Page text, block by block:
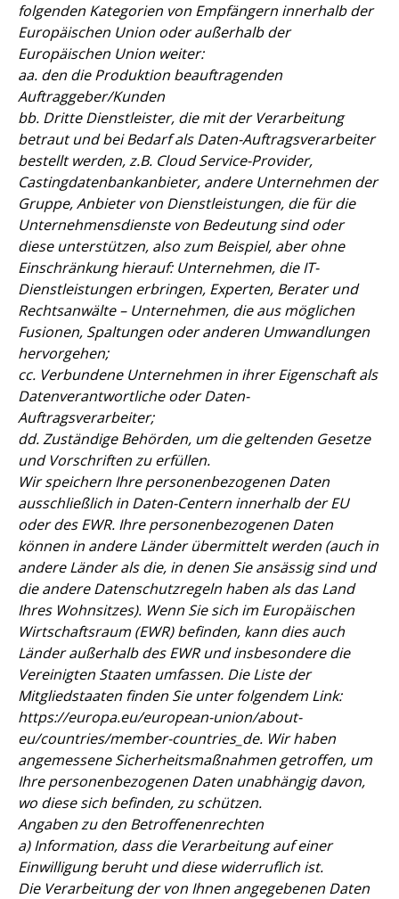
folgenden Kategorien von Empfängern innerhalb der
Europäischen Union oder außerhalb der
Europäischen Union weiter:
aa. den die Produktion beauftragenden
Auftraggeber/Kunden
bb. Dritte Dienstleister, die mit der Verarbeitung
betraut und bei Bedarf als Daten-Auftragsverarbeiter
bestellt werden, z.B. Cloud Service-Provider,
Castingdatenbankanbieter, andere Unternehmen der
Gruppe, Anbieter von Dienstleistungen, die für die
Unternehmensdienste von Bedeutung sind oder
diese unterstützen, also zum Beispiel, aber ohne
Einschränkung hierauf: Unternehmen, die IT-
Dienstleistungen erbringen, Experten, Berater und
Rechtsanwälte – Unternehmen, die aus möglichen
Fusionen, Spaltungen oder anderen Umwandlungen
hervorgehen;
cc. Verbundene Unternehmen in ihrer Eigenschaft als
Datenverantwortliche oder Daten-
Auftragsverarbeiter;
dd. Zuständige Behörden, um die geltenden Gesetze
und Vorschriften zu erfüllen.
Wir speichern Ihre personenbezogenen Daten
ausschließlich in Daten-Centern innerhalb der EU
oder des EWR. Ihre personenbezogenen Daten
können in andere Länder übermittelt werden (auch in
andere Länder als die, in denen Sie ansässig sind und
die andere Datenschutzregeln haben als das Land
Ihres Wohnsitzes). Wenn Sie sich im Europäischen
Wirtschaftsraum (EWR) befinden, kann dies auch
Länder außerhalb des EWR und insbesondere die
Vereinigten Staaten umfassen. Die Liste der
Mitgliedstaaten finden Sie unter folgendem Link:
https://europa.eu/european-union/about-
eu/countries/member-countries_de. Wir haben
angemessene Sicherheitsmaßnahmen getroffen, um
Ihre personenbezogenen Daten unabhängig davon,
wo diese sich befinden, zu schützen.
Angaben zu den Betroffenenrechten
a) Information, dass die Verarbeitung auf einer
Einwilligung beruht und diese widerruflich ist.
Die Verarbeitung der von Ihnen angegebenen Daten